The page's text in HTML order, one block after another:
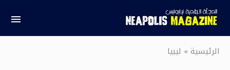
الرئيسية» ليبيا